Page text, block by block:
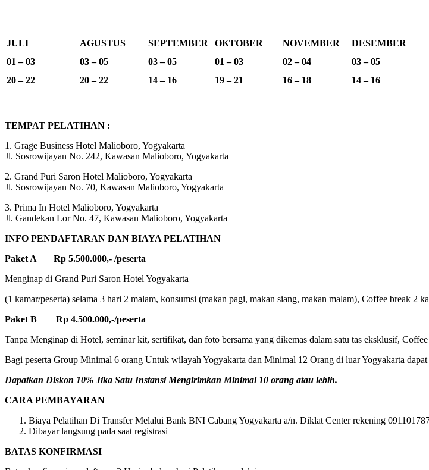
JULI AGUSTUS SEPTEMBER OKTOBER NOVEMBER
DESEMBER
01 – 03
03 – 05 03 – 05 01 – 03 02 – 04
03 – 05
20 – 22
20 – 22 14 – 16 19 – 21 16 – 18 14 – 16
TEMPAT PELATIHAN :
1. Grage Business Hotel Malioboro, Yogyakarta
Jl. Sosrowijayan No. 242, Kawasan Malioboro, Yogyakarta
2. Grand Puri Saron Hotel Malioboro, Yogyakarta
Jl. Sosrowijayan No. 70, Kawasan Malioboro, Yogyakarta
3. Prima In Hotel Malioboro, Yogyakarta
Jl. Gandekan Lor No. 47, Kawasan Malioboro, Yogyakarta
INFO PENDAFTARAN DAN BIAYA PELATIHAN
Paket A Rp 5.500.000,- /peserta
Menginap di Grand Puri Saron Hotel Yogyakarta
(1 kamar/peserta) selama 3 hari 2 malam, konsumsi (makan pagi, makan siang, makan malam), Coffee break 2
Paket B Rp 4.500.000,-/peserta
Tanpa Menginap di Hotel, seminar kit, sertifikat, dan foto bersama yang dikemas dalam satu tas eksklusif,
Bagi peserta Group Minimal 6 orang Untuk wilayah Yogyakarta dan Minimal 12 Orang di luar Yogyakarta
Dapatkan Diskon 10% Jika Satu Instansi Mengirimkan Minimal 10 orang atau lebih.
CARA PEMBAYARAN
Biaya Pelatihan Di Transfer Melalui Bank BNI Cabang Yogyakarta a/n. Diklat Center rekening
Dibayar langsung pada saat registrasi
BATAS KONFIRMASI